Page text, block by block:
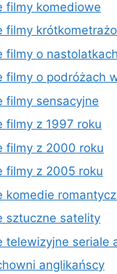
filmy komediowe
filmy
filmy o nastolatkach
filmy o podróżach
filmy sensacyjne
filmy z 1997 roku
filmy z 2000 roku
filmy z 2005 roku
komedie
sztuczne satelity
telewizyjne seriale
anglikańscy